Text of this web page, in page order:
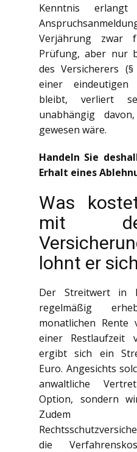
Kenntnis
Verjährung
Prüfung, aber nur
des Versicherers
einer eindeutigen
bleibt, verliert
unabhängig
gewesen wäre.
Handeln Sie
Erhalt eines
Was
mit
lohnt er
Der Streitwert in
regelmäßig
monatlichen
einer Restlaufzeit
ergibt sich ein
Euro. Angesichts
anwaltliche
Option, sondern
Zudem
die